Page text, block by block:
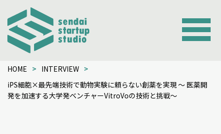
HOME
INTERVIEW
iPS細胞×最先端技術で動物実験に頼らない創薬を実現 〜 医薬開
発を加速する大学発ベンチャーVitroVoの技術と挑戦〜